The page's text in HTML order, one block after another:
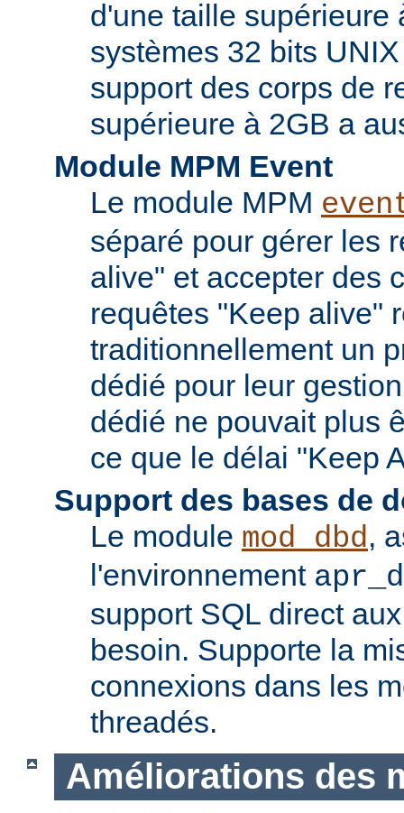
d'une taille supérieure
systèmes 32 bits
support des corps de
supérieure à 2GB a
Module MPM Event
Le module MPM
séparé pour gérer les
alive" et accepter des
requêtes "Keep alive"
traditionnellement un
dédié pour leur
dédié ne pouvait plus
ce que le délai "Keep
Support des bases de
Le module mod_dbd,
l'environnement
support SQL direct
besoin. Supporte la
connexions dans les
threadés.
Améliorations des